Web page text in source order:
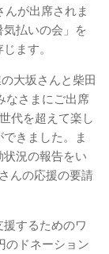
んが出席されま
払いの会」を
ます。
大坂さんと柴田
なさまにご出席
代を超えて楽し
きました。ま
況の報告をい
んの応援の要請
するためのワ
のドネーション